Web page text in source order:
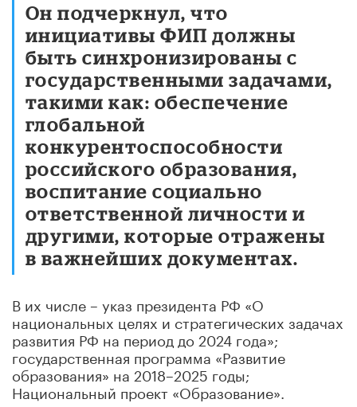
Он подчеркнул, что
инициативы ФИП должны
быть синхронизированы с
государственными задачами,
такими как: обеспечение
глобальной
конкурентоспособности
российского образования,
воспитание социально
ответственной личности и
другими, которые отражены
в важнейших документах.
В их числе – указ президента РФ «О
национальных целях и стратегических задачах
развития РФ на период до 2024 года»;
государственная программа «Развитие
образования» на 2018–2025 годы;
Национальный проект «Образование».